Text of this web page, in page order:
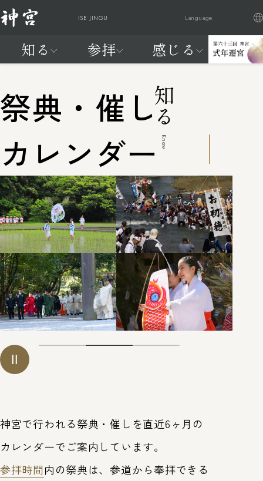
ISE JINGU Language
日本語 English Française繁體中文
知る
知る
に
つ
て
典
と
催
知
る
編
よく見られているページ
皇大神宮（内宮）
参拝
参拝
拝・
ご祈
祷
よく見られているページ
交通アクセス
感じる
感じる
神宮の自
然
FEEL
宮へお遷りいただく
わが国最大のお祭りが始まり
第63回神宮式年遷宮
トップ
式年遷宮とは
知る
Know
祭典・催し
カレンダー
神宮で行われる祭典・催しを直近6ヶ月の
カレンダーでご案内しています。
参拝時間内の祭典は、参道から奉拝できる